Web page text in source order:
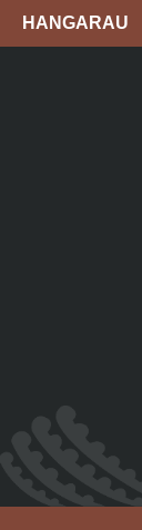
HANGARAU